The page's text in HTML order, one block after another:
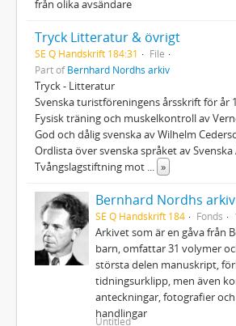
från olika avsändare
Tryck Litteratur & övrigt
SE Q Handskrift 184:31
File
Part ofBernhard Nordhs arkiv
Tryck - Litteratur
Svenska turistföreningens årsskrift för år
Fysisk träning och muskelkontroll av
God och dålig svenska av Wilhelm
Ordlista över svenska språket av
Tvångslagstiftning mot
»
Bernhard Nordhs arkiv
SE Q Handskrift 184 Fonds
Arkivet som är en gåva från
barn, omfattar 31 volymer
största delen manuskript,
tidningsurklipp, men även
anteckningar, fotografier
handlingar
Untitled